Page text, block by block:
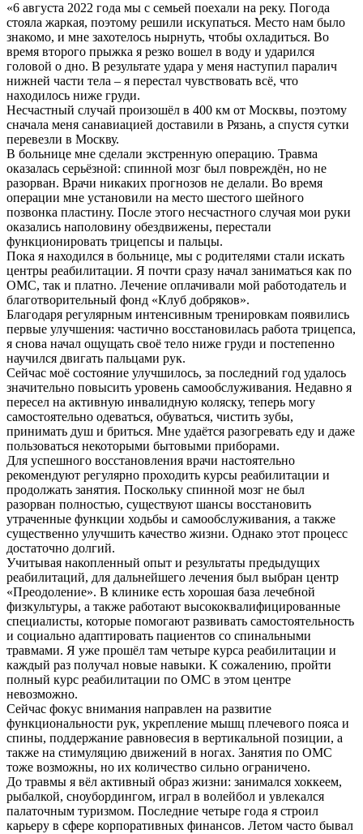
«6 августа 2022 года мы с семьей поехали на реку. Погода
стояла жаркая, поэтому решили искупаться. Место нам было
знакомо, и мне захотелось нырнуть, чтобы охладиться. Во
время второго прыжка я резко вошел в воду и ударился
головой о дно. В результате удара у меня наступил паралич
нижней части тела – я перестал чувствовать всё, что
находилось ниже груди.
Несчастный случай произошёл в 400 км от Москвы, поэтому
сначала меня санавиацией доставили в Рязань, а спустя сутки
перевезли в Москву.
В больнице мне сделали экстренную операцию. Травма
оказалась серьёзной: спинной мозг был повреждён, но не
разорван. Врачи никаких прогнозов не делали. Во время
операции мне установили на место шестого шейного
позвонка пластину. После этого несчастного случая мои руки
оказались наполовину обездвижены, перестали
функционировать трицепсы и пальцы.
Пока я находился в больнице, мы с родителями стали искать
центры реабилитации. Я почти сразу начал заниматься как по
ОМС, так и платно. Лечение оплачивали мой работодатель и
благотворительный фонд «Клуб добряков».
Благодаря регулярным интенсивным тренировкам появились
первые улучшения: частично восстановилась работа трицепса,
я снова начал ощущать своё тело ниже груди и постепенно
научился двигать пальцами рук.
Сейчас моё состояние улучшилось, за последний год удалось
значительно повысить уровень самообслуживания. Недавно я
пересел на активную инвалидную коляску, теперь могу
самостоятельно одеваться, обуваться, чистить зубы,
принимать душ и бриться. Мне удаётся разогревать еду и даже
пользоваться некоторыми бытовыми приборами.
Для успешного восстановления врачи настоятельно
рекомендуют регулярно проходить курсы реабилитации и
продолжать занятия. Поскольку спинной мозг не был
разорван полностью, существуют шансы восстановить
утраченные функции ходьбы и самообслуживания, а также
существенно улучшить качество жизни. Однако этот процесс
достаточно долгий.
Учитывая накопленный опыт и результаты предыдущих
реабилитаций, для дальнейшего лечения был выбран центр
«Преодоление». В клинике есть хорошая база лечебной
физкультуры, а также работают высококвалифицированные
специалисты, которые помогают развивать самостоятельность
и социально адаптировать пациентов со спинальными
травмами. Я уже прошёл там четыре курса реабилитации и
каждый раз получал новые навыки. К сожалению, пройти
полный курс реабилитации по ОМС в этом центре
невозможно.
Сейчас фокус внимания направлен на развитие
функциональности рук, укрепление мышц плечевого пояса и
спины, поддержание равновесия в вертикальной позиции, а
также на стимуляцию движений в ногах. Занятия по ОМС
тоже возможны, но их количество сильно ограничено.
До травмы я вёл активный образ жизни: занимался хоккеем,
рыбалкой, сноубордингом, играл в волейбол и увлекался
палаточным туризмом. Последние четыре года я строил
карьеру в сфере корпоративных финансов. Летом часто бывал